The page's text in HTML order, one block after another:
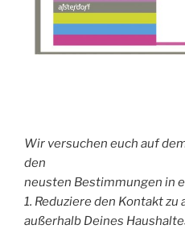
Wir versuchen euch auf
den
neusten Bestimmungen in
1. Reduziere den Kontakt
außerhalb Deines